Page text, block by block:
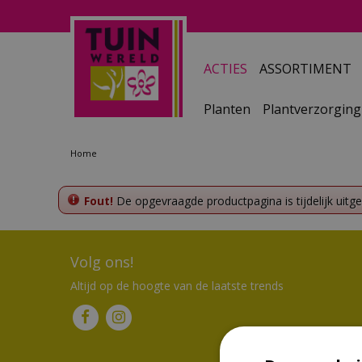
Home
ACTIES ASSORTIMENT
Planten Plantverzorging
Fout! De opgevraagde productpagina is tijdelijk
Volg ons!
Altijd op de hoogte van de laatste trends